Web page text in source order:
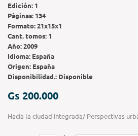
Edición: 1
Páginas: 134
Formato:21x15x1
Cant. tomos: 1
Año:2009
Idioma: España
Origen: España
Disponibilidad.: Disponible
Gs 200.000
Hacia la ciudad integrada/ Perspectivas